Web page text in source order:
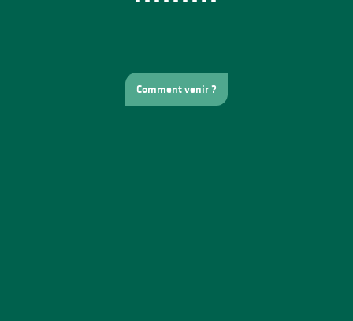
Comment venir ?